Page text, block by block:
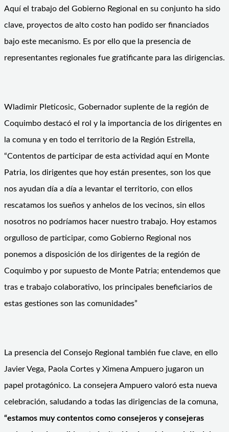
Aquí el trabajo del Gobierno Regional en su conjunto ha sido
clave, proyectos de alto costo han podido ser financiados
bajo este mecanismo. Es por ello que la presencia de
representantes regionales fue gratificante para las dirigencias.
Wladimir Pleticosic, Gobernador suplente de la región de
Coquimbo destacó el rol y la importancia de los dirigentes en
la comuna y en todo el territorio de la Región Estrella,
“Contentos de participar de esta actividad aquí en Monte
Patria, los dirigentes que hoy están presentes, son los que
nos ayudan día a día a levantar el territorio, con ellos
rescatamos los sueños y anhelos de los vecinos, sin ellos
nosotros no podríamos hacer nuestro trabajo. Hoy estamos
orgulloso de participar, como Gobierno Regional nos
ponemos a disposición de los dirigentes de la región de
Coquimbo y por supuesto de Monte Patria; entendemos que
tras e trabajo colaborativo, los principales beneficiarios de
estas gestiones son las comunidades”
La presencia del Consejo Regional también fue clave, en ello
Javier Vega, Paola Cortes y Ximena Ampuero jugaron un
papel protagónico. La consejera Ampuero valoró esta nueva
celebración, saludando a todas las dirigencias de la comuna,
“estamos muy contentos como consejeros y consejeras